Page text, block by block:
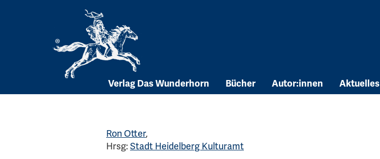
Verlag Das Wunderhorn Bücher Autor:innen Aktuelles
Ron Otter,
Hrsg:Stadt Heidelberg Kulturamt